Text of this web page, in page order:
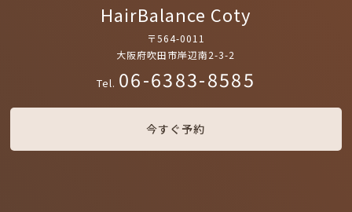
HairBalance Coty
〒564-0011
大阪府吹田市岸辺南2-3-2
Tel. 06-6383-8585
今すぐ予約